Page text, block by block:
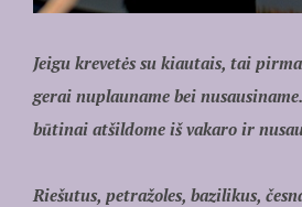
Jeigu krevetės su kiautais, tai
gerai nuplauname bei
būtinai atšildome iš vakaro ir
Riešutus, petražoles, bazilikus,